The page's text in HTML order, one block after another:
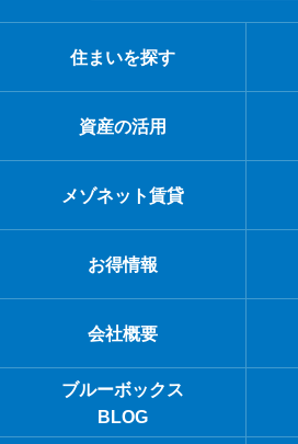
住まいを探す
資産の活用
メゾネット賃貸
お得情報
会社概要
ブルーボックス
BLOG